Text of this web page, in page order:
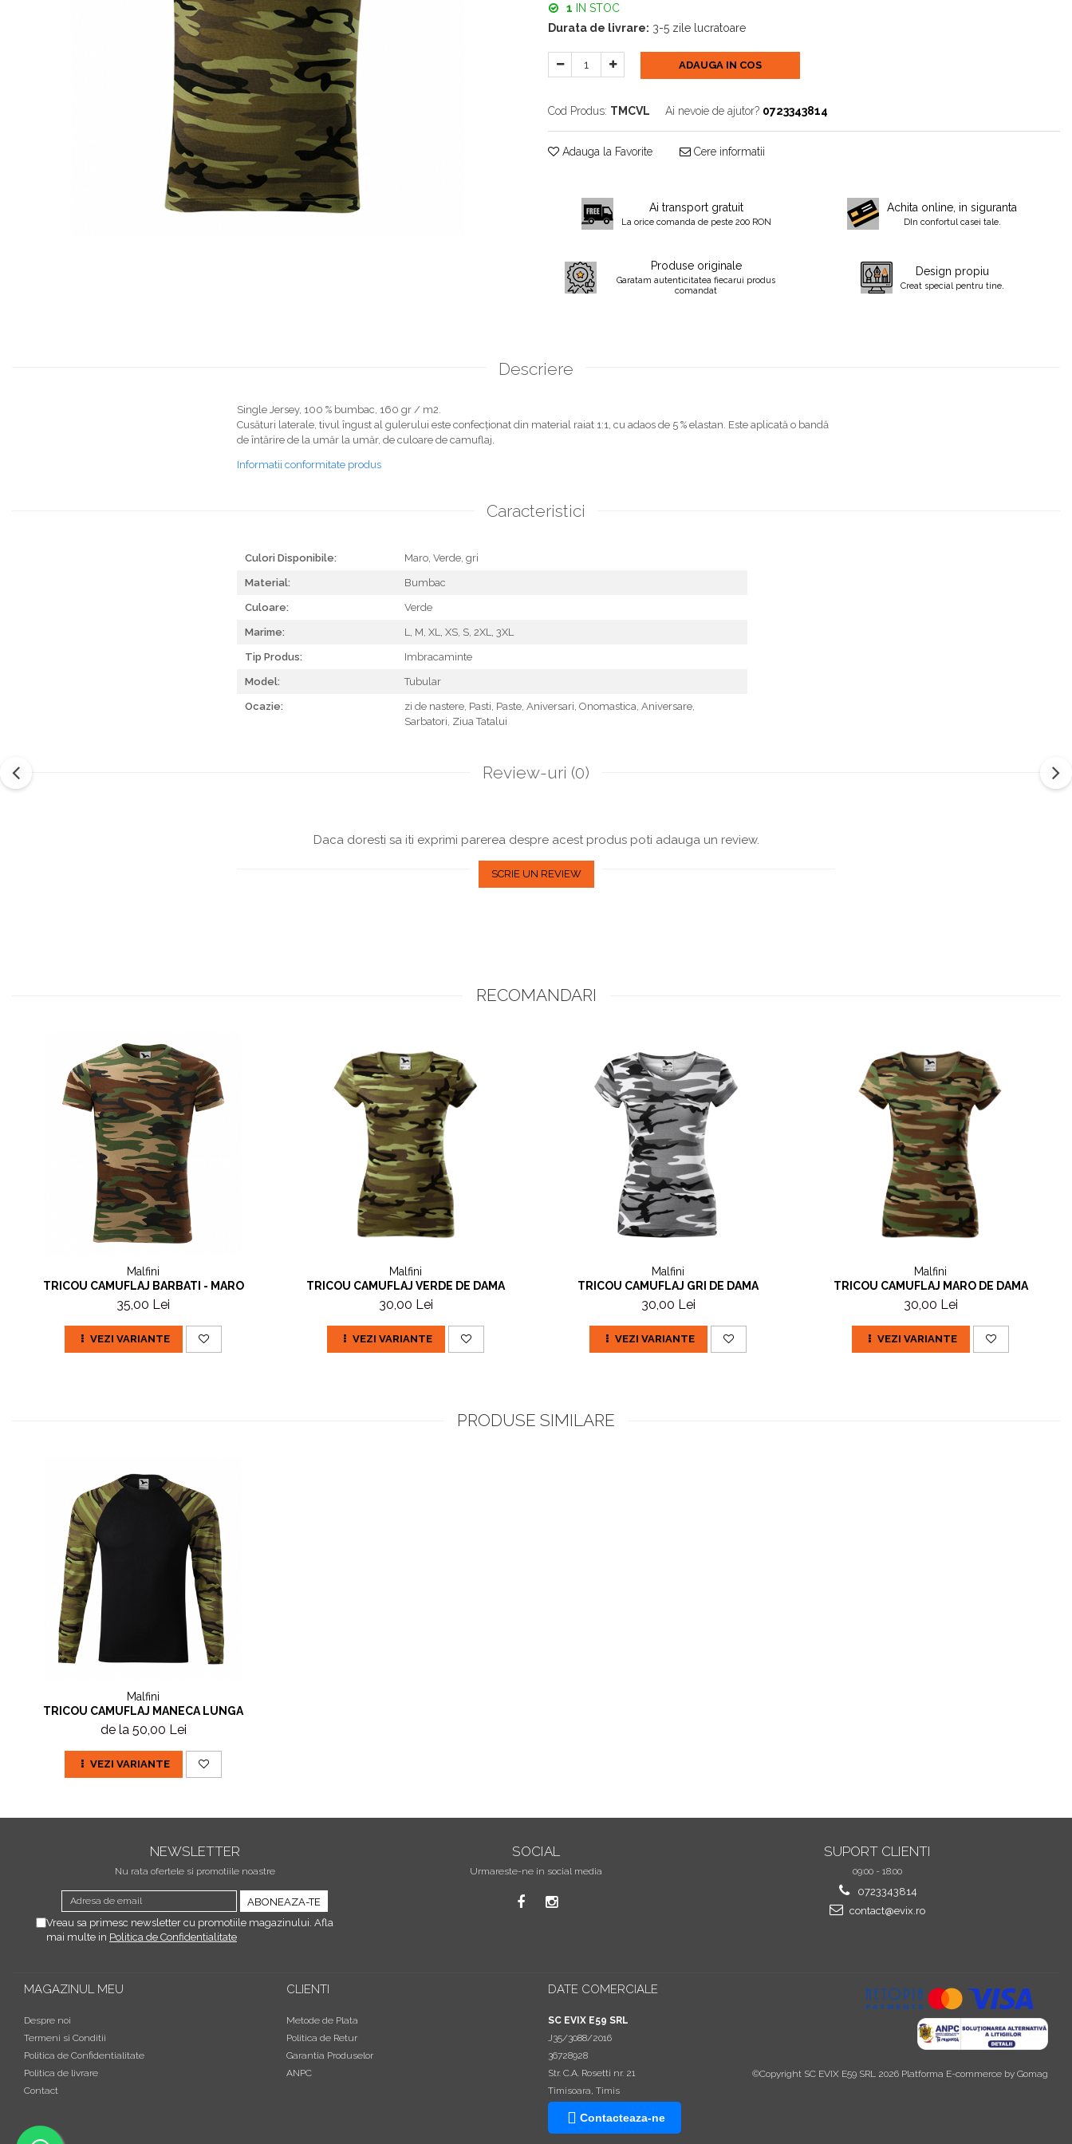
1 IN STOC
Durata de livrare: 3-5 zile lucratoare
ADAUGA IN COS
Cod Produs: TMCVL Ai nevoie de ajutor? 0723343814
Adauga la Favorite Cere informatii
Ai transport gratuit
La orice comanda de peste 200 RON
Achita online, in siguranta
DIn confortul casei tale.
Produse originale
Garatam autenticitatea fiecarui produs
comandat
Design propiu
Creat special pentru tine.
Descriere
Single Jersey, 100 % bumbac, 160 gr / m2.
Cusături laterale, tivul îngust al gulerului este confecționat din material raiat 1:1, cu adaos de 5 % elastan. Este aplicată o bandă
de întărire de la umăr la umăr, de culoare de camuflaj.
Informatii conformitate produs
Caracteristici
Culori Disponibile: Maro, Verde, gri
Material: Bumbac
Culoare: Verde
Marime: L, M, XL, XS, S, 2XL, 3XL
Tip Produs: Imbracaminte
Model: Tubular
Ocazie: zi de nastere, Pasti, Paste, Aniversari, Onomastica, Aniversare,
Sarbatori, Ziua Tatalui
Review-uri (0)
Daca doresti sa iti exprimi parerea despre acest produs poti adauga un review.
SCRIE UN REVIEW
RECOMANDARI
Malfini
TRICOU CAMUFLAJ BARBATI - MARO
35,00 Lei
VEZI VARIANTE
Malfini
TRICOU CAMUFLAJ VERDE DE DAMA
30,00 Lei
VEZI VARIANTE
Malfini
TRICOU CAMUFLAJ GRI DE DAMA
30,00 Lei
VEZI VARIANTE
Malfini
TRICOU CAMUFLAJ MARO DE DAMA
30,00 Lei
VEZI VARIANTE
PRODUSE SIMILARE
Malfini
TRICOU CAMUFLAJ MANECA LUNGA
de la 50,00 Lei
VEZI VARIANTE
NEWSLETTER
Nu rata ofertele si promotiile noastre
Vreau sa primesc newsletter cu promotiile magazinului. Afla
mai multe in Politica de Confidentialitate
SOCIAL
Urmareste-ne in social media
SUPORT CLIENTI
09:00 - 18:00
0723343814
contact@evix.ro
MAGAZINUL MEU
Despre noi
Termeni si Conditii
Politica de Confidentialitate
Politica de livrare
Contact
CLIENTI
Metode de Plata
Politica de Retur
Garantia Produselor
ANPC
DATE COMERCIALE
SC EVIX E59 SRL
J35/3088/2016
36728928
Str. C.A. Rosetti nr. 21
Timisoara, Timis
Contacteaza-ne
©Copyright SC EVIX E59 SRL 2026 Platforma E-commerce by Gomag